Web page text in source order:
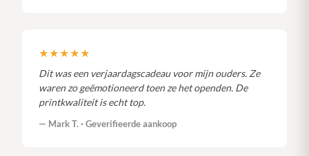
★★★★★
Dit was een verjaardagscadeau voor mijn ouders. Ze
waren zo geëmotioneerd toen ze het openden. De
printkwaliteit is echt top.
— Mark T. · Geverifieerde aankoop